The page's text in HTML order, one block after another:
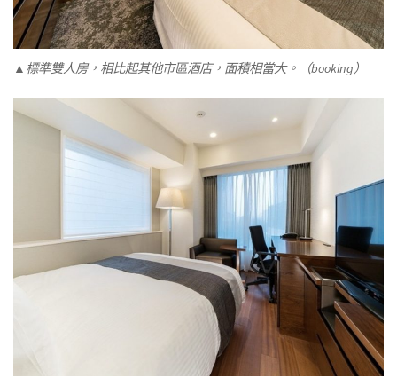
▲標準雙人房，相比起其他市區酒店，面積相當大。（booking）